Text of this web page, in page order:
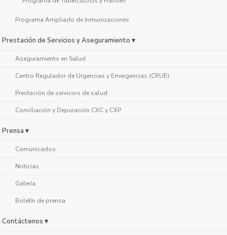
Programa Ampliado de Inmunizaciones
Prestación de Servicios y Aseguramiento ▾
Aseguramiento en Salud
Centro Regulador de Urgencias y Emergencias (CRUE)
Prestación de servicios de salud
Conciliación y Depuración CXC y CXP
Prensa ▾
Comunicados
Noticias
Galería
Boletín de prensa
Contáctenos ▾